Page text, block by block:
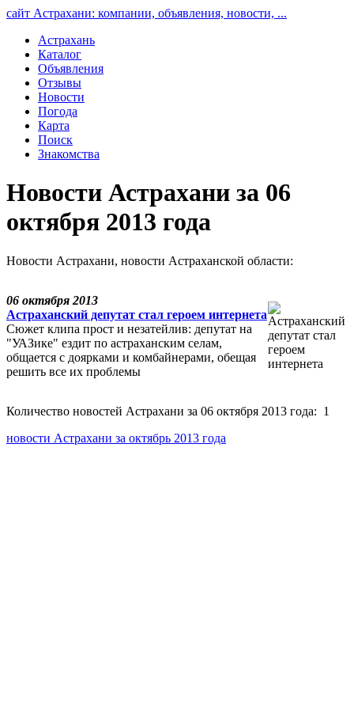
сайт Астрахани: компании, объявления, новости, ...
Астрахань
Каталог
Объявления
Отзывы
Новости
Погода
Карта
Поиск
Знакомства
Новости Астрахани за 06
октября 2013 года
Новости Астрахани, новости Астраханской области:
06 октября 2013
Астраханский депутат стал героем интернета
Сюжет клипа прост и незатейлив: депутат на
"УАЗике" ездит по астраханским селам,
общается с доярками и комбайнерами, обещая
решить все их проблемы
Количество новостей Астрахани за 06 октября 2013 года: 1
новости Астрахани за октябрь 2013 года